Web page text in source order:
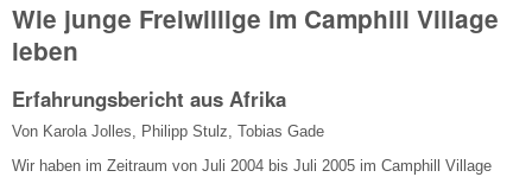
Wie junge Freiwillige im Camphill Village
leben
Erfahrungsbericht aus Afrika
Von Karola Jolles, Philipp Stulz, Tobias Gade
Wir haben im Zeitraum von Juli 2004 bis Juli 2005 im Camphill Village